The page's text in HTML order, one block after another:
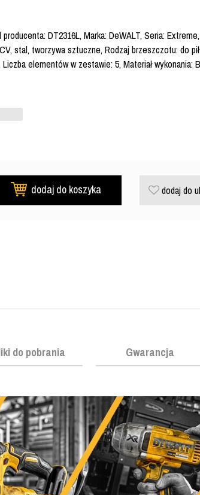
producenta: DT2316L, Marka: DeWALT, Seria:
stal, tworzywa sztuczne, Rodzaj brzeszczotu: do
elementów w zestawie: 5, Materiał wykonania:
dodaj do koszyka dodaj do
do pobrania Gwarancja